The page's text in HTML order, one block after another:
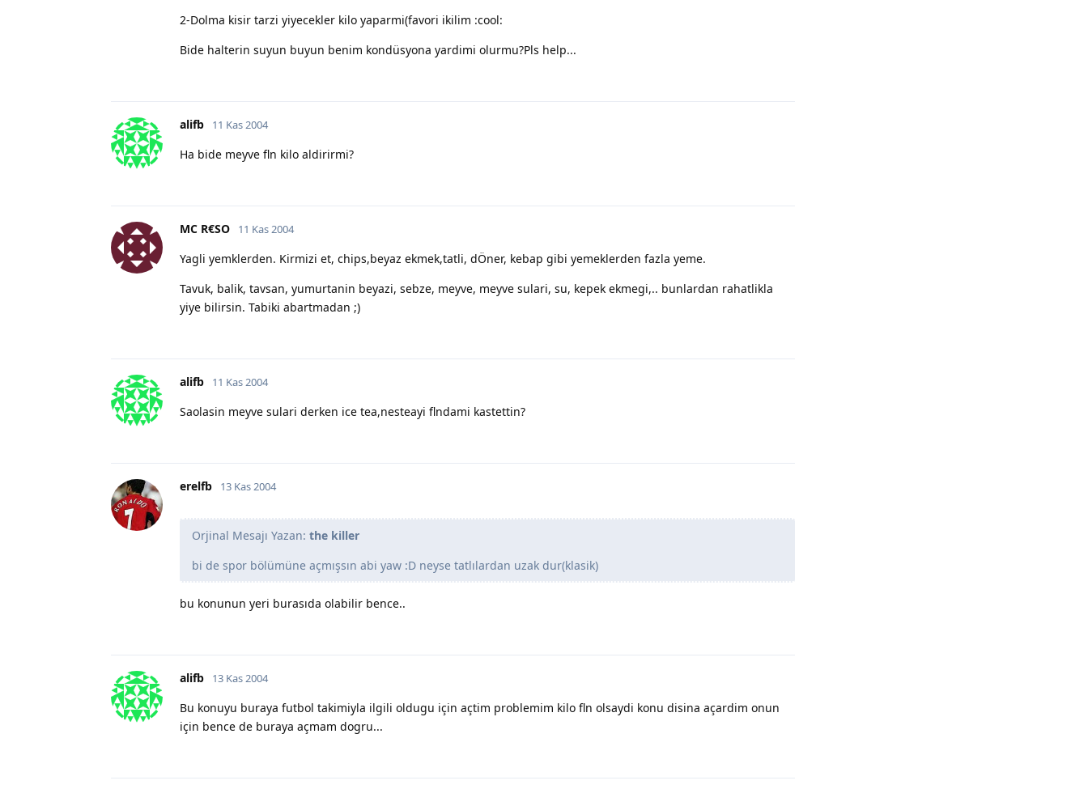
2-Dolma kisir tarzi yiyecekler kilo yaparmi(favori ikilim :cool:
Bide halterin suyun buyun benim kondüsyona yardimi olurmu?Pls help...
alifb 11 Kas 2004
Ha bide meyve fln kilo aldirirmi?
MC R€SO 11 Kas 2004
Yagli yemklerden. Kirmizi et, chips,beyaz ekmek,tatli, dÖner, kebap gibi yemeklerden fazla yeme.
Tavuk, balik, tavsan, yumurtanin beyazi, sebze, meyve, meyve sulari, su, kepek ekmegi,.. bunlardan rahatlikla
yiye bilirsin. Tabiki abartmadan ;)
alifb 11 Kas 2004
Saolasin meyve sulari derken ice tea,nesteayi flndami kastettin?
erelfb 13 Kas 2004
Orjinal Mesajı Yazan: the killer
bi de spor bölümüne açmışsın abi yaw :D neyse tatlılardan uzak dur(klasik)
bu konunun yeri burasıda olabilir bence..
alifb 13 Kas 2004
Bu konuyu buraya futbol takimiyla ilgili oldugu için açtim problemim kilo fln olsaydi konu disina açardim onun
için bence de buraya açmam dogru...